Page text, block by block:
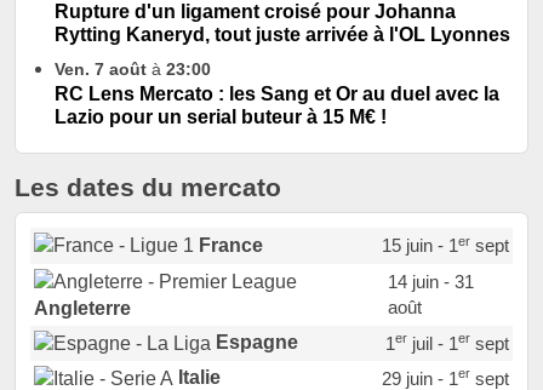
Rupture d'un ligament croisé pour Johanna
Rytting Kaneryd, tout juste arrivée à l'OL Lyonnes
Ven. 7 août à 23:00
RC Lens Mercato : les Sang et Or au duel avec la
Lazio pour un serial buteur à 15 M€ !
Les dates du mercato
France 15 juin - 1ersept
Angleterre
14 juin - 31
août
Espagne
1erjuil - 1ersept
Italie
29 juin - 1ersept